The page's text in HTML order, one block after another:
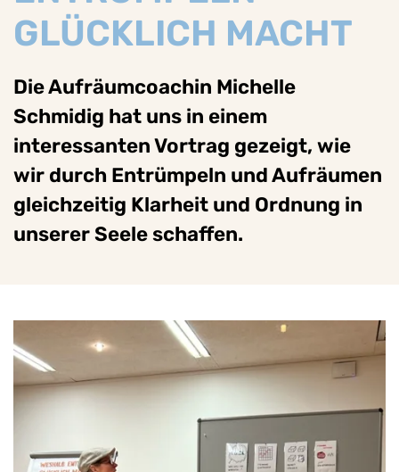
GLÜCKLICH MACHT
Die Aufräumcoachin Michelle
Schmidig hat uns in einem
interessanten Vortrag gezeigt, wie
wir durch Entrümpeln und Aufräumen
gleichzeitig Klarheit und Ordnung in
unserer Seele schaffen.